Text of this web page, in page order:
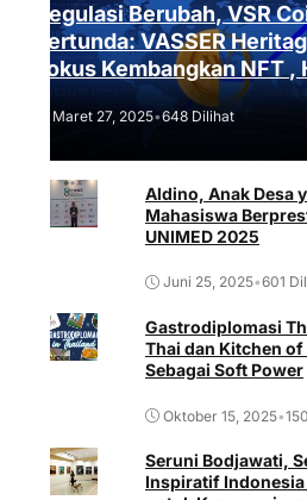
Regulasi Berubah, VSR
Tertunda: VASSER
Fokus Kembangkan NFT ,
Tantangan Regulasi!
Maret 27, 2025•648 Dilihat
Aldino, Anak Desa
Mahasiswa
UNIMED 2025
Juni 25, 2025•601
Gastrodiplomasi
Thai dan Kitchen of
Sebagai Soft Power
Oktober 15, 2025•
Seruni Bodjawati,
Inspiratif Indonesia